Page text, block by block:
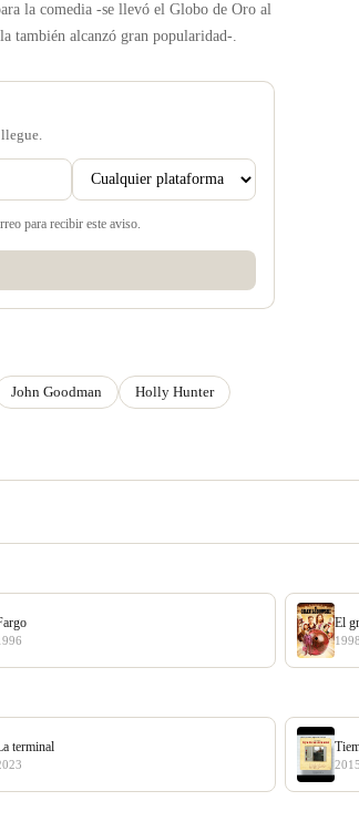
la comedia -se llevó el Globo de Oro al
también alcanzó gran popularidad-.
llegue.
para recibir este aviso.
John Goodman Holly Hunter
El
1998
terminal
2015